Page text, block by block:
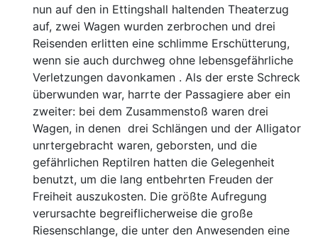
nun auf den in Ettingshall haltenden Theaterzug
auf, zwei Wagen wurden zerbrochen und drei
Reisenden erlitten eine schlimme Erschütterung,
wenn sie auch durchweg ohne lebensgefährliche
Verletzungen davonkamen . Als der erste Schreck
überwunden war, harrte der Passagiere aber ein
zweiter: bei dem Zusammenstoß waren drei
Wagen, in denen drei Schlängen und der Alligator
unrtergebracht waren, geborsten, und die
gefährlichen Reptilren hatten die Gelegenheit
benutzt, um die lang entbehrten Freuden der
Freiheit auszukosten. Die größte Aufregung
verursachte begreiflicherweise die große
Riesenschlange, die unter den Anwesenden eine